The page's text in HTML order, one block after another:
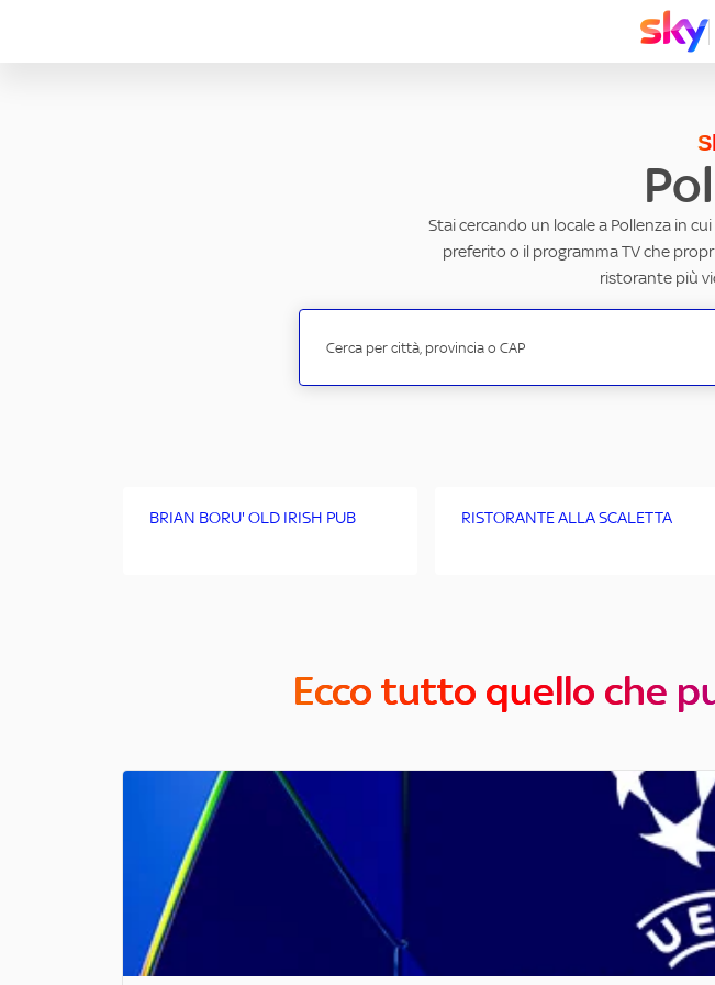
Stai cercando un locale a Pollenza in
preferito o il programma TV che
ristorante più
BRIAN BORU' OLD IRISH PUB RISTORANTE ALLA SCALETTA
Ecco tutto quello che